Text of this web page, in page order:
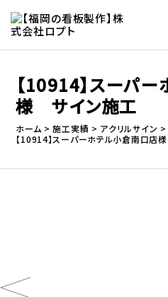
【10914】スーパ
様 サイン施工
ホーム 施工実績
アクリルサイン
【10914】スーパーホテル小倉南口店